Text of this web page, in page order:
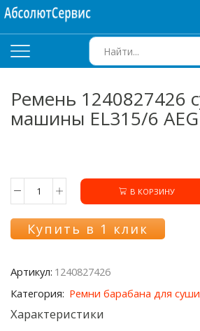
Ремень 1240827426
машины EL315/6 AEG
Количество
Ремень
1240827426
EL315/6
В КОРЗИНУ
Купить в 1 клик
Артикул: 1240827426
Категория: Ремни барабана для
Характеристики